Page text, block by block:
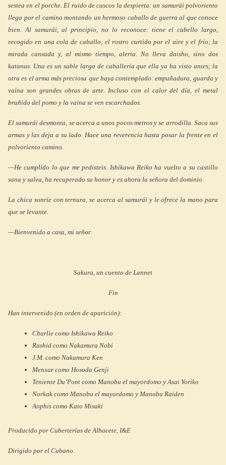
sestea en el porche. El ruido de cascos la despierta: un samurái polvoriento
llega por el camino montando un hermoso caballo de guerra al que conoce
bien. Al samurái, al principio, no lo reconoce: tiene el cabello largo,
recogido en una cola de caballo; el rostro curtido por el aire y el frío; la
mirada cansada y, al mismo tiempo, alerta. No lleva daisho, sino dos
katanas. Una es un sable largo de caballería que ella ya ha visto antes; la
otra es el arma más preciosa que haya contemplado: empuñadura, guarda y
vaina son grandes obras de arte. Incluso con el calor del día, el metal
bruñido del pomo y la vaina se ven escarchados.
El samurái desmonta, se acerca a unos pocos metros y se arrodilla. Saca sus
armas y las deja a su lado. Hace una reverencia hasta posar la frente en el
polvoriento camino.
—He cumplido lo que me pedisteis. Ishikawa Reiko ha vuelto a su castillo
sana y salva, ha recuperado su honor y es ahora la señora del dominio.
La chica sonríe con ternura, se acerca al samurái y le ofrece la mano para
que se levante.
—Bienvenido a casa, mi señor.
Sakura, un cuento de Lannet
Fin
Han intervenido (en orden de aparición):
Charlie como Ishikawa Reiko
Rashid como Nakamura Nobi
J.M. como Nakamura Ken
Menxar como Hosoda Genji
Teniente Du’Pont como Manobu el mayordomo y Asai Yoriko
Norkak como Manobu el mayordomo y Manobu Raiden
Aophis como Kato Misaki
Producido por Cuberterías de Albacete, I&E
Dirigido por el Cubano.